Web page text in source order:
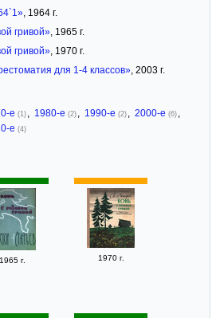
, 1964 г.
гривой», 1965 г.
гривой», 1970 г.
для 1-4 классов», 2003 г.
е (1) 1980-е (2) 1990-е (2) 2000-е (6)
е (4)
1965 г. 1970 г.